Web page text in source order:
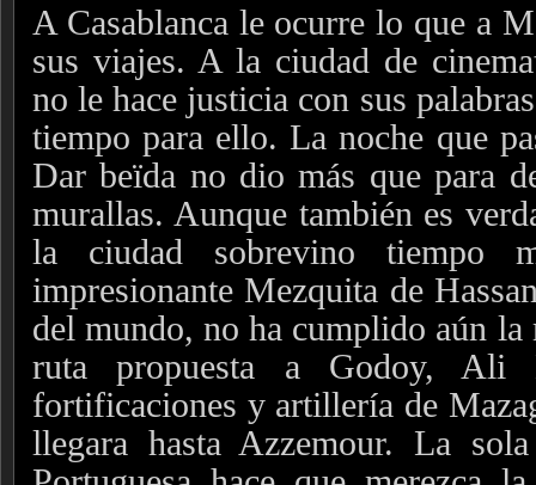
A Casablanca le ocurre lo que a
sus viajes. A la ciudad de
no le hace justicia con sus
tiempo para ello. La noche que
Dar beïda no dio más que para
murallas. Aunque también es
la ciudad sobrevino tiempo
impresionante Mezquita de
del mundo, no ha cumplido aún la
ruta propuesta a Godoy, Ali
fortificaciones y artillería de
llegara hasta Azzemour. La